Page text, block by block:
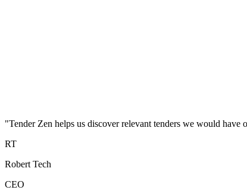
"Tender Zen helps us discover relevant tenders we would have
RT
Robert Tech
CEO